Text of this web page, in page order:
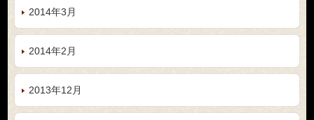
2014年3月
2014年2月
2013年12月